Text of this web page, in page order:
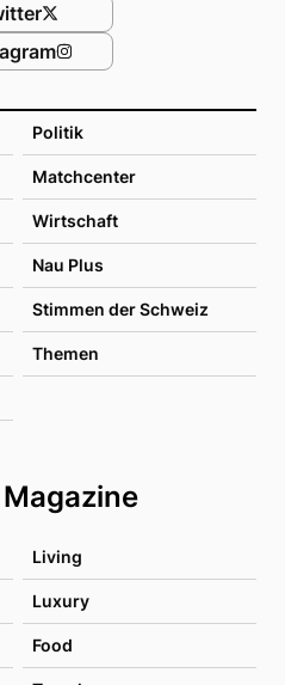
Politik
Matchcenter
Wirtschaft
Nau Plus
Stimmen der Schweiz
Themen
Living
Luxury
Food